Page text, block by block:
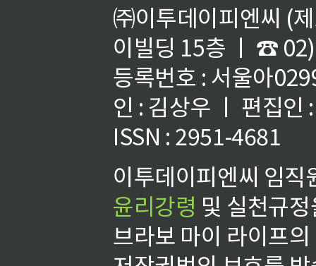
㈜이투데이피엔씨 (
이빌딩 15층 ㅣ ☎
등록번호 : 서울아
인 : 김상우 ㅣ 편집인
ISSN : 2951-4681
이투데이피엔씨 임
윤리강령 및 실천규
브라보 마이 라이프